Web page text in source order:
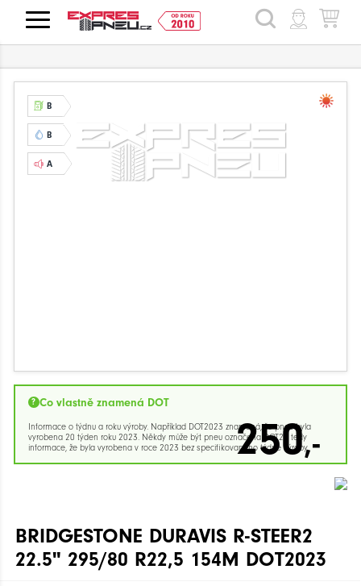
HLEDAT
B
B
A
Co vlastně znamená DOT
Informace o týdnu a roku výroby. Například DOT2023 znamená, že pneu byla
vyrobena 20 týden roku 2023. Někdy může být pneu označena DOT23 tedy
informace, že byla vyrobena v roce 2023 bez specifikovaného týdne výroby.
250,-
BRIDGESTONE DURAVIS R-STEER2
22.5" 295/80 R22,5 154M DOT2023